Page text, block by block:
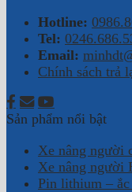
Hotline:
Tel:
Email:
Chính sách trả
Sản phẩm nổi bật
Xe nâng người
Xe nâng người
Pin lithium –